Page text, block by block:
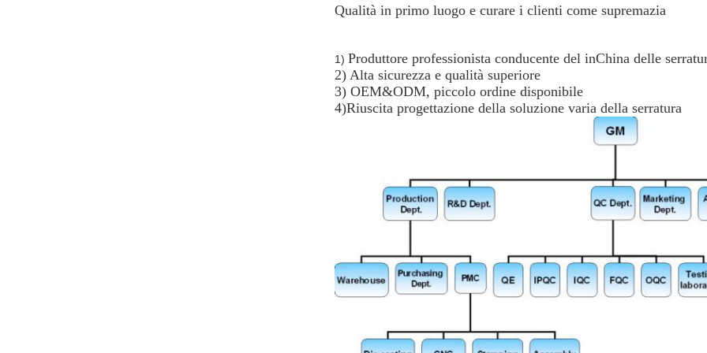
Qualità in primo luogo e curare i clienti come supremazia
1) Produttore professionista conducente del inChina delle
2) Alta sicurezza e qualità superiore
3) OEM&ODM, piccolo ordine disponibile
4)Riuscita progettazione della soluzione varia della serratura